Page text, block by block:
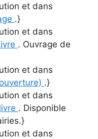
et dans
.}
et dans
. Ouvrage de
et dans
.}
et dans
. Disponible
et dans